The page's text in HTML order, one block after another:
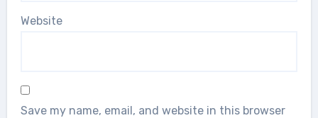
Website
Save my name, email, and website in this browser